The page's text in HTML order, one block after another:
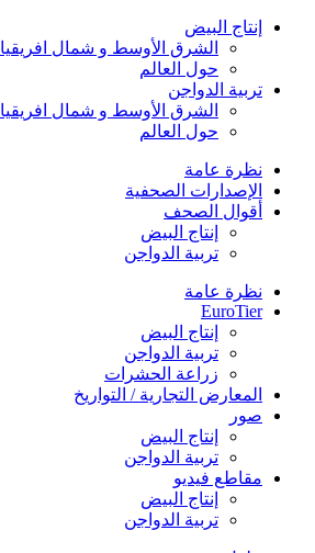
إنتاج البيض
الشرق الأوسط و شمال افريقيا
حول العالم
تربية الدواجن
الشرق الأوسط و شمال افريقيا
حول العالم
نظرة عامة
الإصدارات الصحفية
أقوال الصحف
إنتاج البيض
تربية الدواجن
نظرة عامة
EuroTier
إنتاج البيض
تربية الدواجن
زراعة الحشرات
المعارض التجارية / التواريخ
صور
إنتاج البيض
تربية الدواجن
مقاطع فيديو
إنتاج البيض
تربية الدواجن